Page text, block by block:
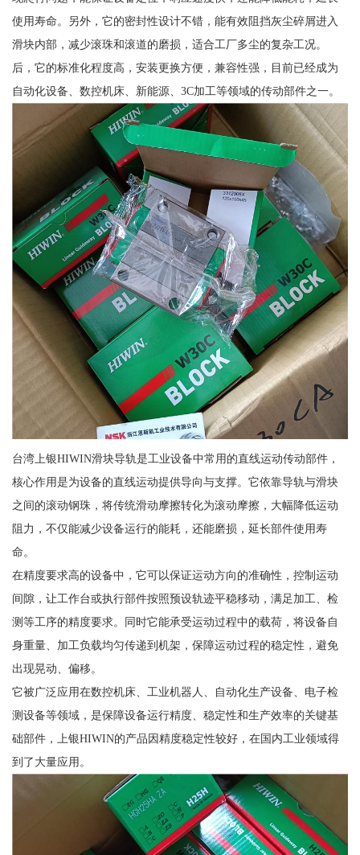
使用寿命。另外，它的密封性设计不错，能有效阻挡灰尘碎屑进入
滑块内部，减少滚珠和滚道的磨损，适合工厂多尘的复杂工况。
后，它的标准化程度高，安装更换方便，兼容性强，目前已经成为
自动化设备、数控机床、新能源、3C加工等领域的传动部件之一。
台湾上银HIWIN滑块导轨是工业设备中常用的直线运动传动部件，
核心作用是为设备的直线运动提供导向与支撑。它依靠导轨与滑块
之间的滚动钢珠，将传统滑动摩擦转化为滚动摩擦，大幅降低运动
阻力，不仅能减少设备运行的能耗，还能磨损，延长部件使用寿
命。
在精度要求高的设备中，它可以保证运动方向的准确性，控制运动
间隙，让工作台或执行部件按照预设轨迹平稳移动，满足加工、检
测等工序的精度要求。同时它能承受运动过程中的载荷，将设备自
身重量、加工负载均匀传递到机架，保障运动过程的稳定性，避免
出现晃动、偏移。
它被广泛应用在数控机床、工业机器人、自动化生产设备、电子检
测设备等领域，是保障设备运行精度、稳定性和生产效率的关键基
础部件，上银HIWIN的产品因精度稳定性较好，在国内工业领域得
到了大量应用。